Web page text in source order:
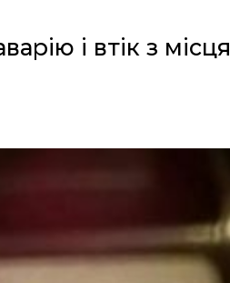
і втік з місця